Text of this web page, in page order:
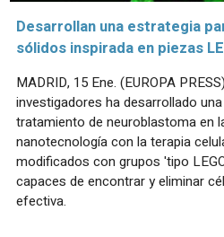
Desarrollan una estrategia
sólidos inspirada en piezas
MADRID, 15 Ene. (EUROPA
investigadores ha desarrollado
tratamiento de neuroblastoma en
nanotecnología con la terapia
modificados con grupos 'tipo
capaces de encontrar y eliminar
efectiva.